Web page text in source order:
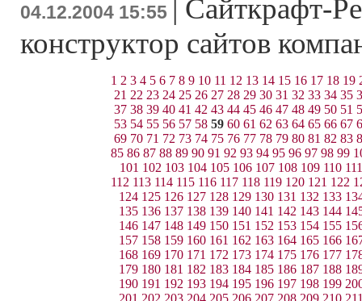
04.12.2004 15:55
Сайткрафт-
конструктор сайтов
1 2 3 4 5 6 7 8 9 10 11 12 13 14 15 16 17 18 19
21 22 23 24 25 26 27 28 29 30 31 32 33 34 35
37 38 39 40 41 42 43 44 45 46 47 48 49 50 51
53 54 55 56 57 58 59 60 61 62 63 64 65 66 67
69 70 71 72 73 74 75 76 77 78 79 80 81 82 83
85 86 87 88 89 90 91 92 93 94 95 96 97 98 99
101 102 103 104 105 106 107 108 109 110 111
112 113 114 115 116 117 118 119 120 121 122
124 125 126 127 128 129 130 131 132 133
135 136 137 138 139 140 141 142 143 144
146 147 148 149 150 151 152 153 154 155
157 158 159 160 161 162 163 164 165 166
168 169 170 171 172 173 174 175 176 177
179 180 181 182 183 184 185 186 187 188
190 191 192 193 194 195 196 197 198 199